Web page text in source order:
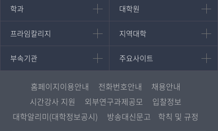
학과
인문과학대학
국어국문학과
영어영문학과
일본학과
사회과학대학
대학원
대학원
대학원
경영대학원
프라임칼리지
프라임칼리지
학사학위과정
평생교육과정
지역대학
지역대학
지역대학 포털
서울지역대학
대구경북지역대학
인천지역대학
광주전남지역대학
부속기관
부속기관
중앙도서관
원격교육혁신연구원
통합인문학연구소
디지털미디어센터
주요사이트
주요사이트
멘토링
진로심리상담
교육정보화본부
국립대학육성사업
홈페이지이용안내 전화번호안내
채용안내
시간강사 지원
외부연구과제공모
입찰정보
대학알리미(대학정보공시)
방송대신문고 학칙 및 규정